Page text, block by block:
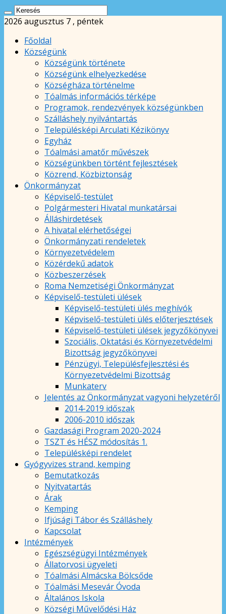
2026 augusztus 7 , péntek
Főoldal
Községünk
Községünk története
Községünk elhelyezkedése
Községháza történelme
Tóalmás információs térképe
Programok, rendezvények községünkben
Szálláshely nyilvántartás
Településképi Arculati Kézikönyv
Egyház
Tóalmási amatőr művészek
Községünkben történt fejlesztések
Közrend, Közbiztonság
Önkormányzat
Képviselő-testület
Polgármesteri Hivatal munkatársai
Álláshirdetések
A hivatal elérhetőségei
Önkormányzati rendeletek
Környezetvédelem
Közérdekű adatok
Közbeszerzések
Roma Nemzetiségi Önkormányzat
Képviselő-testületi ülések
Képviselő-testületi ülés meghívók
Képviselő-testületi ülés előterjesztések
Képviselő-testületi ülések jegyzőkönyvei
Szociális, Oktatási és Környezetvédelmi
Bizottság jegyzőkönyvei
Pénzügyi, Településfejlesztési és
Környezetvédelmi Bizottság
Munkaterv
Jelentés az Önkormányzat vagyoni helyzetéről
2014-2019 időszak
2006-2010 időszak
Gazdasági Program 2020-2024
TSZT és HÉSZ módosítás 1.
Településképi rendelet
Gyógyvizes strand, kemping
Bemutatkozás
Nyitvatartás
Árak
Kemping
Ifjúsági Tábor és Szálláshely
Kapcsolat
Intézmények
Egészségügyi Intézmények
Állatorvosi ügyeleti
Tóalmási Almácska Bölcsőde
Tóalmási Mesevár Óvoda
Általános Iskola
Községi Művelődési Ház